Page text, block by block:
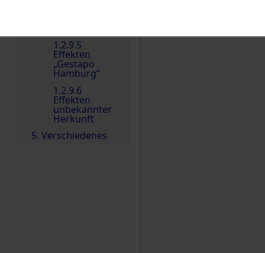
1.2.9.5
Effekten
„Gestapo
Hamburg“
1.2.9.6
Effekten
unbekannter
Herkunft
5. Verschiedenes